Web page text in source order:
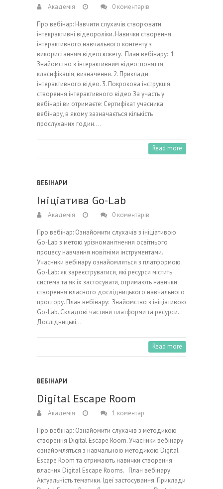
Академія 0 коментарів
Про вебінар: Навчити слухачів створювати
інтекрактивні відеороліки. Навички створення
інтерактивного навчального контенту з
використанням відеосюжету. План вебінару: 1.
Знайомство з інтерактивним відео: поняття,
класифікація, визначення. 2. Приклади
інтерактивного відео. 3. Покрокова інструкція
створення інтерактивного відео За участь у
вебінарі ви отримаєте: Сертифікат учасника
вебінару, в якому зазначається кількість
прослуханих годин.…
Read more
ВЕБІНАРИ
Ініціатива Go-Lab
Академія 0 коментарів
Про вебінар: Ознайомити слухачів з ініціативою
Go-Lab з метою урізноманітнення освітнього
процесу навчання новітніми інструментами.
Учасники вебінару ознайомляться з платформою
Go-Lab: як зареєструватися, які ресурси містить
система та як їх застосувати, отримають навички
створення власного дослідницького навчального
простору. План вебінару: Знайомство з ініціативою
Go-Lab. Складові частини платформи та ресурси.
Дослідницькі…
Read more
ВЕБІНАРИ
Digital Escape Room
Академія 1 коментар
Про вебінар: Ознайомити слухачів з методикою
створення Digital Escape Room. Учасники вебінару
ознайомляться з навчальною методикою Digital
Escape Room та отримають навички створення
власних Digital Escape Rooms. План вебінару:
Актуальність тематики. Ідеї застосування. Приклади